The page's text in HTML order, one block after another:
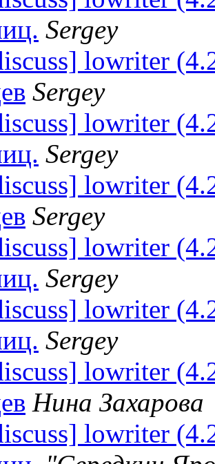
Sergey
lowriter
Sergey
lowriter
Sergey
lowriter
Sergey
lowriter
Sergey
lowriter
Sergey
lowriter
Нина Захарова
lowriter